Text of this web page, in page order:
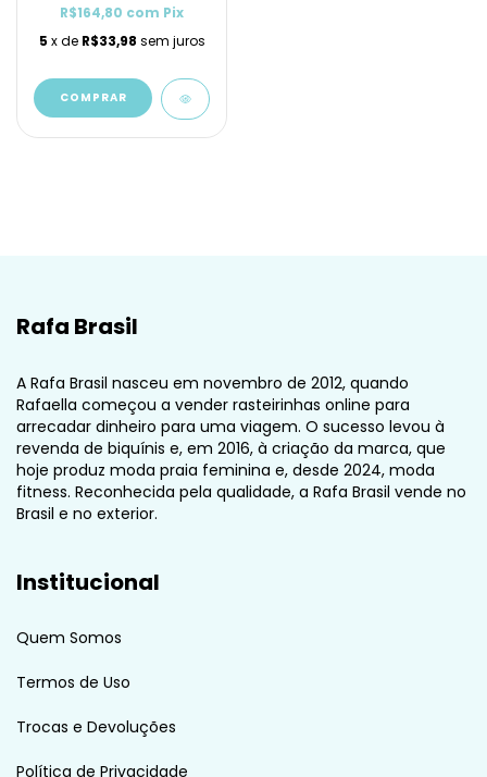
R$164,80 com Pix
5 x de R$33,98 sem juros
COMPRAR
Rafa Brasil
A Rafa Brasil nasceu em novembro de 2012, quando
Rafaella começou a vender rasteirinhas online para
arrecadar dinheiro para uma viagem. O sucesso levou à
revenda de biquínis e, em 2016, à criação da marca, que
hoje produz moda praia feminina e, desde 2024, moda
fitness. Reconhecida pela qualidade, a Rafa Brasil vende no
Brasil e no exterior.
Institucional
Quem Somos
Termos de Uso
Trocas e Devoluções
Política de Privacidade